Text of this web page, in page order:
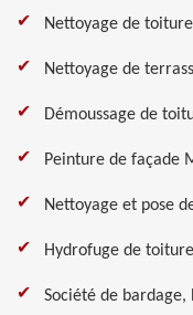
Nettoyage de
Nettoyage de
Démoussage de
Peinture de façade
Nettoyage et pose
Hydrofuge de
Société de